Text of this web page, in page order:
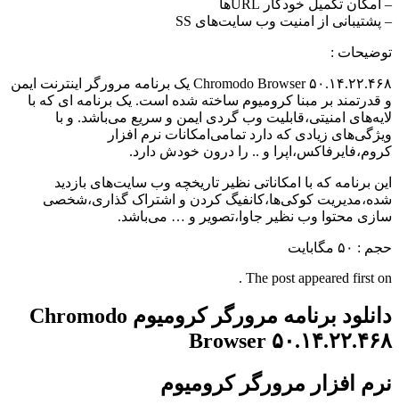
– امکان تکمیل خودکار URL‌ها
– پشتیبانی از امنیت وب سایت‌های SS
توضیحات :
Chromodo Browser ۵۰.۱۴.۲۲.۴۶۸ یک برنامه مرورگر اینترنت ایمن
و قدرتمند بر مبنا کرومیوم ساخته شده است. یک برنامه ای که با
لایه‌های امنیتی،قابلیت وب گردی ایمن و سریع می‌باشد. و با
ویژگی‌های زیادی که دارد تمامی‌امکانات نرم افزار
کروم،فایرفاکس،اپرا و .. را درون خودش دارد.
این برنامه که با امکاناتی نظیر تاریخچه وب سایت‌های بازدید
شده،مدیریت کوکی‌ها،کانفیگ کردن و اشتراک گذاری،شخصی
سازی محتوا وب نظیر جاوا،تصویر و … می‌باشد.
حجم : ۵۰ مگابایت
The post appeared first on .
دانلود برنامه مرورگر کرومیوم Chromodo
Browser ۵۰.۱۴.۲۲.۴۶۸
نرم افزار مرورگر کرومیوم